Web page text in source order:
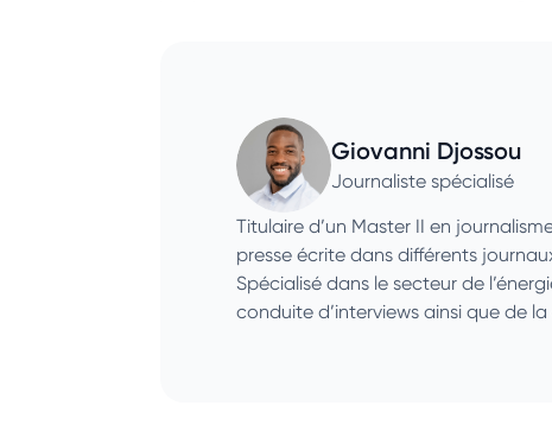
Giovanni Djossou
Journaliste spécialisé
Titulaire d’un Master II en
presse écrite dans différents
Spécialisé dans le secteur de
conduite d’interviews ainsi que de